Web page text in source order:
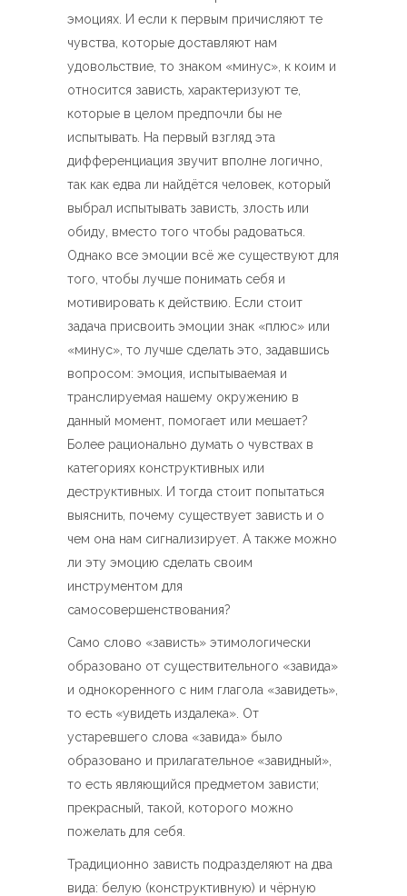
эмоциях. И если к первым причисляют те
чувства, которые доставляют нам
удовольствие, то знаком «минус», к коим и
относится зависть, характеризуют те,
которые в целом предпочли бы не
испытывать. На первый взгляд эта
дифференциация звучит вполне логично,
так как едва ли найдётся человек, который
выбрал испытывать зависть, злость или
обиду, вместо того чтобы радоваться.
Однако все эмоции всё же существуют для
того, чтобы лучше понимать себя и
мотивировать к действию. Если стоит
задача присвоить эмоции знак «плюс» или
«минус», то лучше сделать это, задавшись
вопросом: эмоция, испытываемая и
транслируемая нашему окружению в
данный момент, помогает или мешает?
Более рационально думать о чувствах в
категориях конструктивных или
деструктивных. И тогда стоит попытаться
выяснить, почему существует зависть и о
чем она нам сигнализирует. А также можно
ли эту эмоцию сделать своим
инструментом для
самосовершенствования?
Само слово «зависть» этимологически
образовано от существительного «завида»
и однокоренного с ним глагола «завидеть»,
то есть «увидеть издалека». От
устаревшего слова «завида» было
образовано и прилагательное «завидный»,
то есть являющийся предметом зависти;
прекрасный, такой, которого можно
пожелать для себя.
Традиционно зависть подразделяют на два
вида: белую (конструктивную) и чёрную